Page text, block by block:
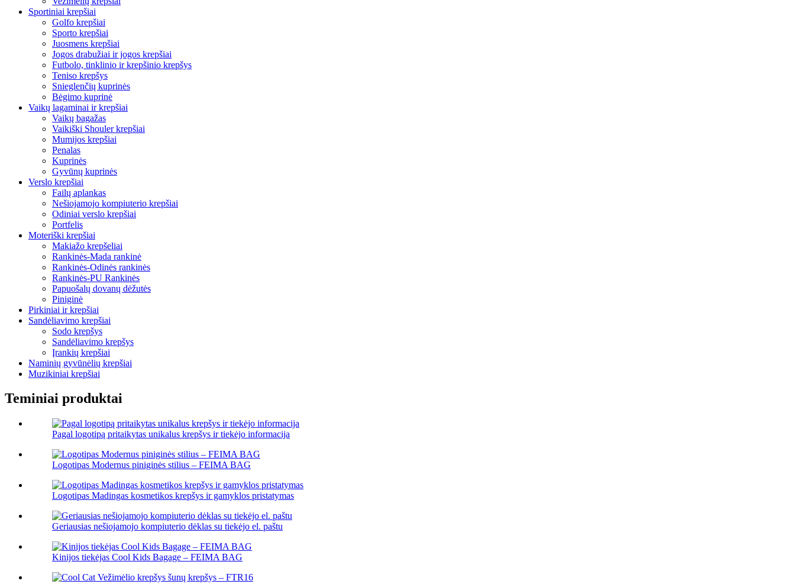
Sportiniai krepšiai
Golfo krepšiai
Sporto krepšiai
Juosmens krepšiai
Jogos drabužiai ir jogos krepšiai
Futbolo, tinklinio ir krepšinio krepšys
Teniso krepšys
Snieglenčių kuprinės
Bėgimo kuprinė
Vaikų lagaminai ir krepšiai
Vaikų bagažas
Vaikiški Shouler krepšiai
Mumijos krepšiai
Penalas
Kuprinės
Gyvūnų kuprinės
Verslo krepšiai
Failų aplankas
Nešiojamojo kompiuterio krepšiai
Odiniai verslo krepšiai
Portfelis
Moteriški krepšiai
Makiažo krepšeliai
Rankinės-Mada rankinė
Rankinės-Odinės rankinės
Rankinės-PU Rankinės
Papuošalų dovanų dėžutės
Piniginė
Pirkiniai ir krepšiai
Sandėliavimo krepšiai
Sodo krepšys
Sandėliavimo krepšys
Įrankių krepšiai
Naminių gyvūnėlių krepšiai
Muzikiniai krepšiai
Teminiai produktai
Pagal logotipą pritaikytas unikalus krepšys ir tiekėjo informacija
Logotipas Modernus piniginės stilius – FEIMA BAG
Logotipas Madingas kosmetikos krepšys ir gamyklos pristatymas
Geriausias nešiojamojo kompiuterio dėklas su tiekėjo el. paštu
Kinijos tiekėjas Cool Kids Bagage – FEIMA BAG